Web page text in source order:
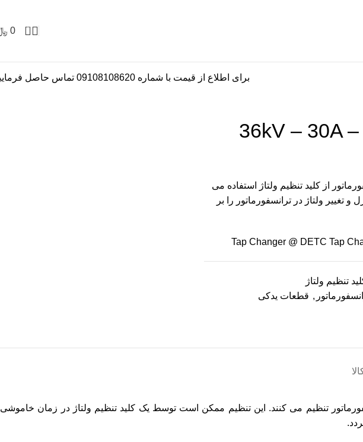
0
0
برای اطلاع از قیمت با شماره 09108108620 تماس حاصل فرمایید
کلید تنظیم ولتاژ 36kV – 30A –
از کلید تنظیم ولتاژ استفاده می
تغییر ولتاژ در ترانسفورماتور را بر
Tap Changer @ DETC Tap
تنظیم ولتاژ
, قطعات یدکی
تنظیم می کنند. این تنظیم ممکن است توسط یک کلید تنظیم ولتاژ در زمان خاموشی